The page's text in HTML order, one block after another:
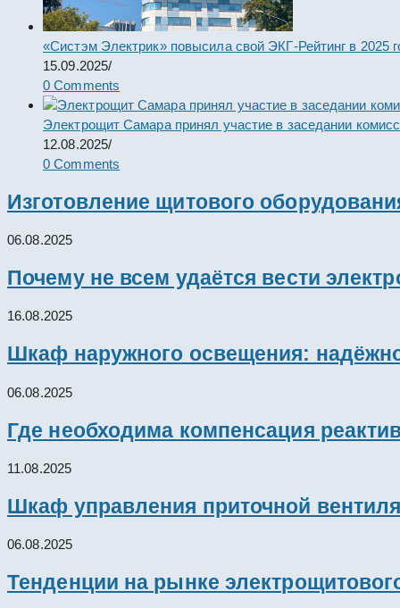
«Систэм Электрик» повысила свой ЭКГ-Рейтинг в 2025
15.09.2025/
0 Comments
Электрощит Самара принял участие в заседании
12.08.2025/
0 Comments
Изготовление щитового
06.08.2025
Почему не всем удаётся вести
16.08.2025
Шкаф наружного освещения:
06.08.2025
Где необходима компенсация
11.08.2025
Шкаф управления приточной
06.08.2025
Тенденции на рынке